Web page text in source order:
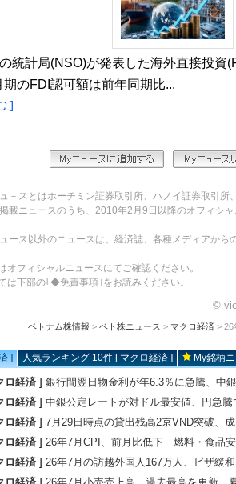
統計局(NSO)が発表した海外直接投資
のFDI認可額は前年同期比...
]
－スとはホーチミン証券取引所、ハノイ証券取引所
載ニュースのうち、2010年2月9日以降のオフィシ
ース以外のニュースは、経済誌、各種メディアから
オフィシャルニュースにてご確認ください。
は下部の｢◆免責事項｣をお読みください。
©
ベトナム株情報 > ベト株ニュース > マクロ経済 > 26
] 人気ランキング 10件 [ マクロ経済 ] My銘柄
ロ経済 ] 銀行間翌日物金利が年6.3％に急騰、中
ロ経済 ] 中銀公定レートが対ドル最安値、円急
ロ経済 ] 7月29日時点の貸出残高2京VND突破、
ロ経済 ] 26年7月CPI、前月比低下 燃料・食品
ロ経済 ] 26年7月の訪越外国人167万人、ビザ緩
ロ経済 ] 26年7月小売売上高、過去最高を更新